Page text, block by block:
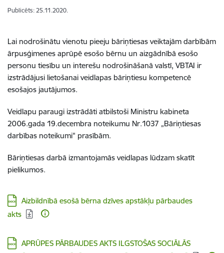
Publicēts: 25.11.2020.
Lai nodrošinātu vienotu pieeju bāriņtiesas veiktajām darbībām
ārpusģimenes aprūpē esošo bērnu un aizgādnībā esošo
personu tiesību un interešu nodrošināšanā valstī, VBTAI ir
izstrādājusi lietošanai veidlapas bāriņtiesu kompetencē
esošajos jautājumos.
Veidlapu paraugi izstrādāti atbilstoši Ministru kabineta
2006.gada 19.decembra noteikumu Nr.1037 „Bāriņtiesas
darbības noteikumi" prasībām.
Bāriņtiesas darbā izmantojamās veidlapas lūdzam skatīt
pielikumos.
Lejupielādēt:
Aizbildnībā esošā bērna dzīves apstākļu pārbaudes
akts
Lejupielādēt:
APRŪPES PĀRBAUDES AKTS ILGSTOŠAS SOCIĀLĀS